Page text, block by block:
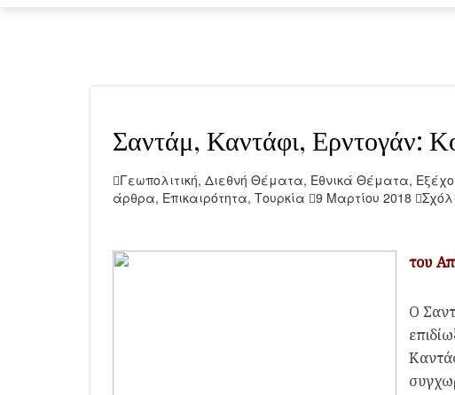
Σαντάμ, Καντάφι, Ερντογάν:
Γεωπολιτική, Διεθνή Θέματα, Εθνικά Θέματα,
άρθρα, Επικαιρότητα, Τουρκία 9 Μαρτίου 2018
του
Ο